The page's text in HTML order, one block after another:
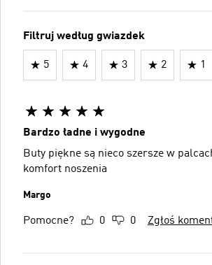
Filtruj według gwiazdek
5 4 3 2 1
Bardzo ładne i wygodne
Buty piękne są nieco szersze w
komfort noszenia
Margo
Pomocne? 0 0 Zgłoś